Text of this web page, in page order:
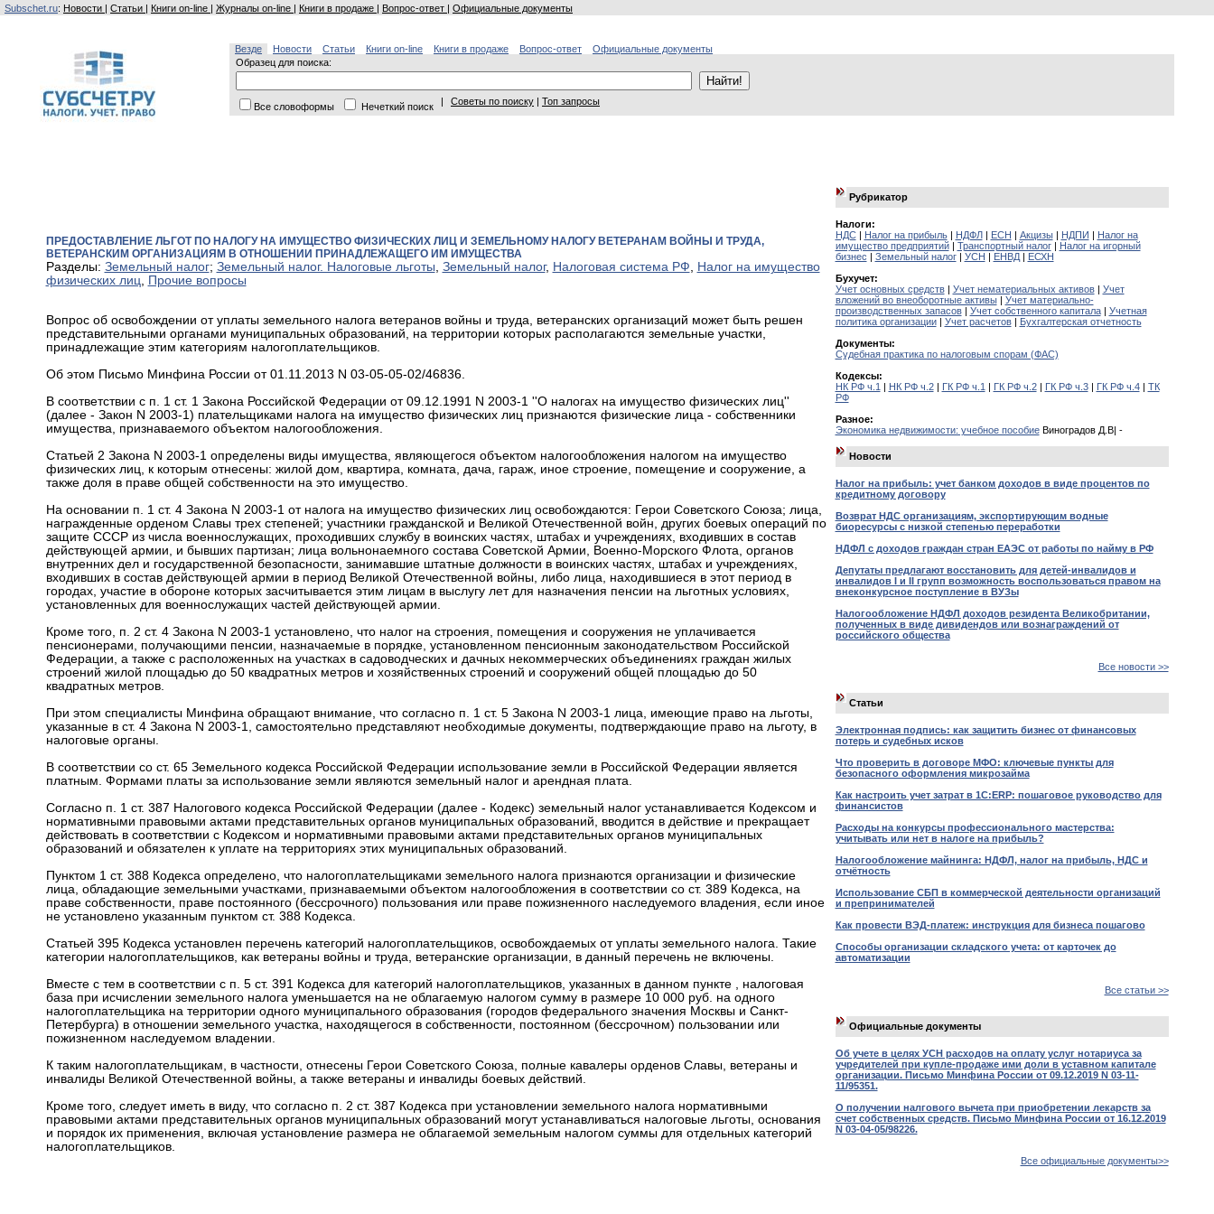
Subschet.ru: Новости | Статьи | Книги on-line | Журналы on-line | Книги в продаже | Вопрос-ответ | Официальные документы
Везде Новости Статьи Книги on-line Книги в продаже Вопрос-ответ
Официальные документы
Образец для поиска:
Все словоформы Нечеткий поиск | Советы по поиску | Топ запросы
ПРЕДОСТАВЛЕНИЕ ЛЬГОТ ПО НАЛОГУ НА ИМУЩЕСТВО ФИЗИЧЕСКИХ ЛИЦ И ЗЕМЕЛЬНОМУ НАЛОГУ ВЕТЕРАНАМ ВОЙНЫ И ТРУДА,
ВЕТЕРАНСКИМ ОРГАНИЗАЦИЯМ В ОТНОШЕНИИ ПРИНАДЛЕЖАЩЕГО ИМ ИМУЩЕСТВА
Разделы: Земельный налог; Земельный налог. Налоговые льготы, Земельный налог, Налоговая система РФ, Налог на имущество
физических лиц, Прочие вопросы
Вопрос об освобождении от уплаты земельного налога ветеранов войны и труда, ветеранских организаций может быть решен
представительными органами муниципальных образований, на территории которых располагаются земельные участки,
принадлежащие этим категориям налогоплательщиков.
Об этом Письмо Минфина России от 01.11.2013 N 03-05-05-02/46836.
В соответствии с п. 1 ст. 1 Закона Российской Федерации от 09.12.1991 N 2003-1 ''О налогах на имущество физических лиц''
(далее - Закон N 2003-1) плательщиками налога на имущество физических лиц признаются физические лица - собственники
имущества, признаваемого объектом налогообложения.
Статьей 2 Закона N 2003-1 определены виды имущества, являющегося объектом налогообложения налогом на имущество
физических лиц, к которым отнесены: жилой дом, квартира, комната, дача, гараж, иное строение, помещение и сооружение, а
также доля в праве общей собственности на это имущество.
На основании п. 1 ст. 4 Закона N 2003-1 от налога на имущество физических лиц освобождаются: Герои Советского Союза; лица,
награжденные орденом Славы трех степеней; участники гражданской и Великой Отечественной войн, других боевых операций по
защите СССР из числа военнослужащих, проходивших службу в воинских частях, штабах и учреждениях, входивших в состав
действующей армии, и бывших партизан; лица вольнонаемного состава Советской Армии, Военно-Морского Флота, органов
внутренних дел и государственной безопасности, занимавшие штатные должности в воинских частях, штабах и учреждениях,
входивших в состав действующей армии в период Великой Отечественной войны, либо лица, находившиеся в этот период в
городах, участие в обороне которых засчитывается этим лицам в выслугу лет для назначения пенсии на льготных условиях,
установленных для военнослужащих частей действующей армии.
Кроме того, п. 2 ст. 4 Закона N 2003-1 установлено, что налог на строения, помещения и сооружения не уплачивается
пенсионерами, получающими пенсии, назначаемые в порядке, установленном пенсионным законодательством Российской
Федерации, а также с расположенных на участках в садоводческих и дачных некоммерческих объединениях граждан жилых
строений жилой площадью до 50 квадратных метров и хозяйственных строений и сооружений общей площадью до 50
квадратных метров.
При этом специалисты Минфина обращают внимание, что согласно п. 1 ст. 5 Закона N 2003-1 лица, имеющие право на льготы,
указанные в ст. 4 Закона N 2003-1, самостоятельно представляют необходимые документы, подтверждающие право на льготу, в
налоговые органы.
В соответствии со ст. 65 Земельного кодекса Российской Федерации использование земли в Российской Федерации является
платным. Формами платы за использование земли являются земельный налог и арендная плата.
Согласно п. 1 ст. 387 Налогового кодекса Российской Федерации (далее - Кодекс) земельный налог устанавливается Кодексом и
нормативными правовыми актами представительных органов муниципальных образований, вводится в действие и прекращает
действовать в соответствии с Кодексом и нормативными правовыми актами представительных органов муниципальных
образований и обязателен к уплате на территориях этих муниципальных образований.
Пунктом 1 ст. 388 Кодекса определено, что налогоплательщиками земельного налога признаются организации и физические
лица, обладающие земельными участками, признаваемыми объектом налогообложения в соответствии со ст. 389 Кодекса, на
праве собственности, праве постоянного (бессрочного) пользования или праве пожизненного наследуемого владения, если иное
не установлено указанным пунктом ст. 388 Кодекса.
Статьей 395 Кодекса установлен перечень категорий налогоплательщиков, освобождаемых от уплаты земельного налога. Такие
категории налогоплательщиков, как ветераны войны и труда, ветеранские организации, в данный перечень не включены.
Вместе с тем в соответствии с п. 5 ст. 391 Кодекса для категорий налогоплательщиков, указанных в данном пункте , налоговая
база при исчислении земельного налога уменьшается на не облагаемую налогом сумму в размере 10 000 руб. на одного
налогоплательщика на территории одного муниципального образования (городов федерального значения Москвы и Санкт-
Петербурга) в отношении земельного участка, находящегося в собственности, постоянном (бессрочном) пользовании или
пожизненном наследуемом владении.
К таким налогоплательщикам, в частности, отнесены Герои Советского Союза, полные кавалеры орденов Славы, ветераны и
инвалиды Великой Отечественной войны, а также ветераны и инвалиды боевых действий.
Кроме того, следует иметь в виду, что согласно п. 2 ст. 387 Кодекса при установлении земельного налога нормативными
правовыми актами представительных органов муниципальных образований могут устанавливаться налоговые льготы, основания
и порядок их применения, включая установление размера не облагаемой земельным налогом суммы для отдельных категорий
налогоплательщиков.
Рубрикатор
Налоги:
НДС| Налог на прибыль| НДФЛ| ЕСН | Акцизы| НДПИ | Налог на
имущество предприятий| Транспортный налог| Налог на игорный
бизнес | Земельный налог| УСН | ЕНВД| ЕСХН
Бухучет:
Учет основных средств| Учет нематериальных активов| Учет
вложений во внеоборотные активы| Учет материально-
производственных запасов| Учет собственного капитала| Учетная
политика организации| Учет расчетов| Бухгалтерская отчетность
Документы:
Судебная практика по налоговым спорам (ФАС)
Кодексы:
НК РФ ч.1 | НК РФ ч.2| ГК РФ ч.1 | ГК РФ ч.2| ГК РФ ч.3| ГК РФ ч.4| ТК
РФ
Разное:
Экономика недвижимости: учебное пособиеВиноградов Д.В| -
Новости
Налог на прибыль: учет банком доходов в виде процентов по
кредитному договору
Возврат НДС организациям, экспортирующим водные
биоресурсы с низкой степенью переработки
НДФЛ с доходов граждан стран ЕАЭС от работы по найму в РФ
Депутаты предлагают восстановить для детей-инвалидов и
инвалидов I и II групп возможность воспользоваться правом на
внеконкурсное поступление в ВУЗы
Налогообложение НДФЛ доходов резидента Великобритании,
полученных в виде дивидендов или вознаграждений от
российского общества
Все новости >>
Статьи
Электронная подпись: как защитить бизнес от финансовых
потерь и судебных исков
Что проверить в договоре МФО: ключевые пункты для
безопасного оформления микрозайма
Как настроить учет затрат в 1С:ERP: пошаговое руководство для
финансистов
Расходы на конкурсы профессионального мастерства:
учитывать или нет в налоге на прибыль?
Налогообложение майнинга: НДФЛ, налог на прибыль, НДС и
отчётность
Использование СБП в коммерческой деятельности организаций
и препринимателей
Как провести ВЭД-платеж: инструкция для бизнеса пошагово
Способы организации складского учета: от карточек до
автоматизации
Все статьи >>
Официальные документы
Об учете в целях УСН расходов на оплату услуг нотариуса за
учредителей при купле-продаже ими доли в уставном капитале
организации. Письмо Минфина России от 09.12.2019 N 03-11-
11/95351.
О получении налгового вычета при приобретении лекарств за
счет собственных средств. Письмо Минфина России от 16.12.2019
N 03-04-05/98226.
Все официальные документы>>